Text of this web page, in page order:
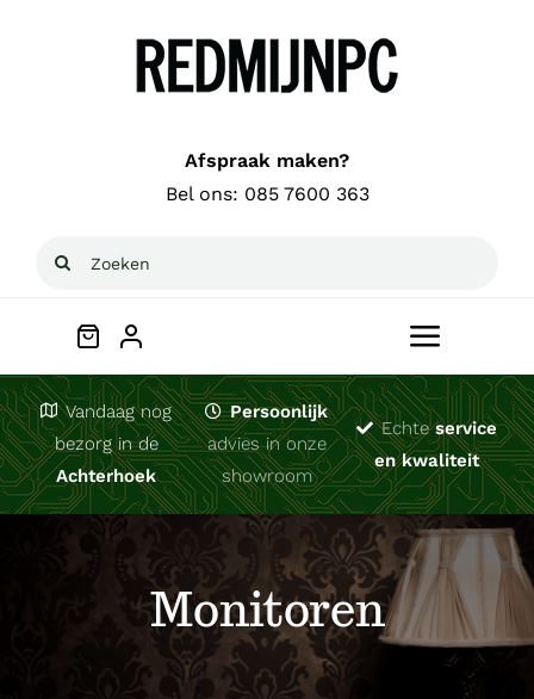
Afspraak maken?
Bel ons: 085 7600 363
Zoeken
Toggle
Welkom
Computerhulp
Werkplaats
Vandaag nog
bezorg in de
Achterhoek
Persoonlijk
advies in onze
showroom
Echteservice
en kwaliteit
Monitoren